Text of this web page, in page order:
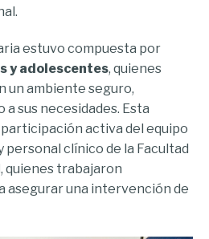
estuvo compuesta por
y adolescentes, quienes
un ambiente seguro,
sus necesidades. Esta
activa del equipo
clínico de la Facultad
quienes trabajaron
asegurar una intervención de